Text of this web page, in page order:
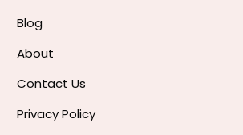
Blog
About
Contact Us
Privacy Policy